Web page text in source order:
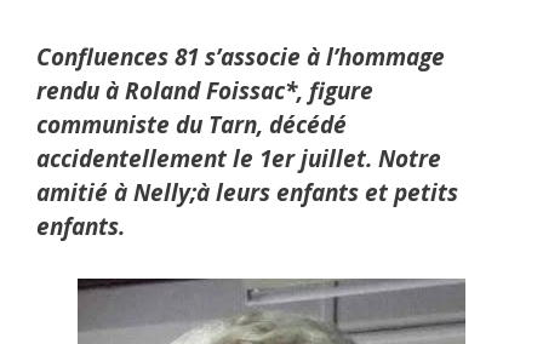
Confluences 81 s’associe à l’hommage
rendu à Roland Foissac*, figure
communiste du Tarn, décédé
accidentellement le 1er juillet. Notre
amitié à Nelly;à leurs enfants et petits
enfants.